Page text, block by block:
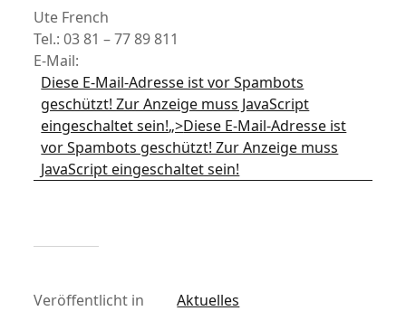
Ute French
Tel.: 03 81 – 77 89 811
E-Mail:
Diese E-Mail-Adresse ist vor Spambots
geschützt! Zur Anzeige muss JavaScript
eingeschaltet sein!„>Diese E-Mail-Adresse ist
vor Spambots geschützt! Zur Anzeige muss
JavaScript eingeschaltet sein!
Veröffentlicht in Aktuelles